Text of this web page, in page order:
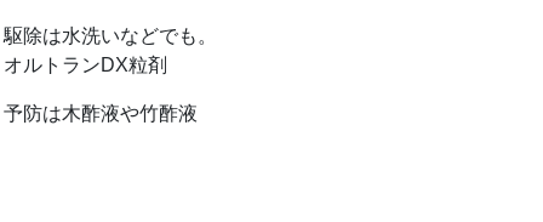
駆除は水洗いなどでも。
オルトランDX粒剤
予防は木酢液や竹酢液